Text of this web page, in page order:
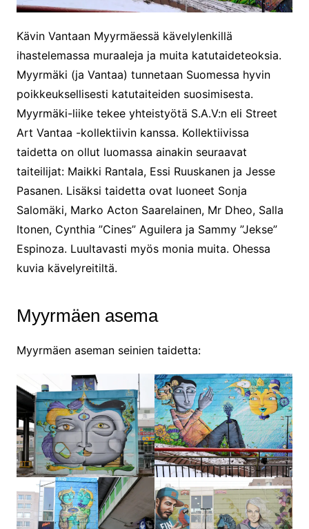
Kävin Vantaan Myyrmäessä kävelylenkillä
ihastelemassa muraaleja ja muita katutaideteoksia.
Myyrmäki (ja Vantaa) tunnetaan Suomessa hyvin
poikkeuksellisesti katutaiteiden suosimisesta.
Myyrmäki-liike tekee yhteistyötä S.A.V:n eli Street
Art Vantaa -kollektiivin kanssa. Kollektiivissa
taidetta on ollut luomassa ainakin seuraavat
taiteilijat: Maikki Rantala, Essi Ruuskanen ja Jesse
Pasanen. Lisäksi taidetta ovat luoneet Sonja
Salomäki, Marko Acton Saarelainen, Mr Dheo, Salla
Itonen, Cynthia ”Cines” Aguilera ja Sammy ”Jekse”
Espinoza. Luultavasti myös monia muita. Ohessa
kuvia kävelyreitiltä.
Myyrmäen asema
Myyrmäen aseman seinien taidetta: